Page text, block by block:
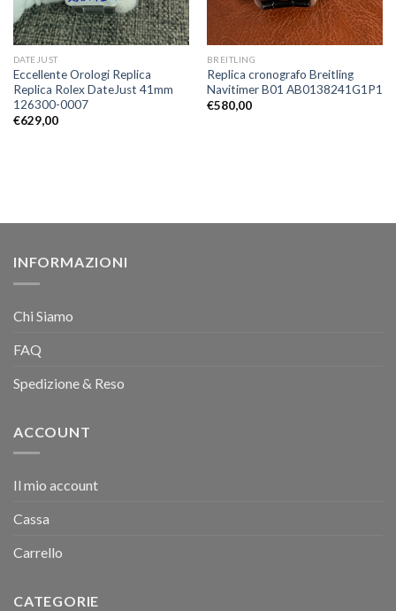
DATEJUST
Eccellente Orologi Replica
Replica Rolex DateJust 41mm
126300-0007
€629,00
BREITLING
Replica cronografo Breitling
Navitimer B01 AB0138241G1P1
€580,00
INFORMAZIONI
Chi Siamo
FAQ
Spedizione & Reso
ACCOUNT
Il mio account
Cassa
Carrello
CATEGORIE